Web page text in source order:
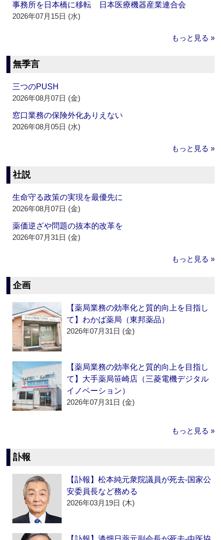
事務所を日本橋に移転 日本医療機器産業連合会
2026年07月15日 (水)
もっと見る »
無季言
三つのPUSH
2026年08月07日 (金)
窓口業務の保険外化ありえない
2026年08月05日 (水)
もっと見る »
社説
生命守る政策の実現を最優先に
2026年08月07日 (金)
薬価逆ざや問題の抜本的改革を
2026年07月31日 (金)
もっと見る »
企画
【薬局業務の効率化と質的向上を目指し
て】わかば薬局（東邦薬品）
2026年07月31日 (金)
【薬局業務の効率化と質的向上を目指し
て】大手薬局笹崎店（三菱電機デジタル
イノベーション）
2026年07月31日 (金)
もっと見る »
訃報
【訃報】松本純元衆院議員が死去‐国家公
安委員長など務める
2026年03月19日 (木)